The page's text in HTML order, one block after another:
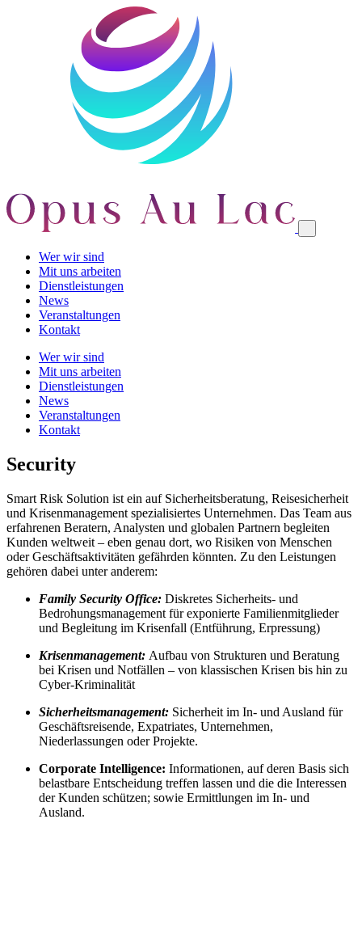
Wer wir sind
Mit uns arbeiten
Dienstleistungen
News
Veranstaltungen
Kontakt
Wer wir sind
Mit uns arbeiten
Dienstleistungen
News
Veranstaltungen
Kontakt
Security
Smart Risk Solution ist ein auf Sicherheitsberatung, Reisesicherheit
und Krisenmanagement spezialisiertes Unternehmen. Das Team aus
erfahrenen Beratern, Analysten und globalen Partnern begleiten
Kunden weltweit – eben genau dort, wo Risiken von Menschen
oder Geschäftsaktivitäten gefährden könnten. Zu den Leistungen
gehören dabei unter anderem:
Family Security Office: Diskretes Sicherheits- und
Bedrohungsmanagement für exponierte Familienmitglieder
und Begleitung im Krisenfall (Entführung, Erpressung)
Krisenmanagement: Aufbau von Strukturen und Beratung
bei Krisen und Notfällen – von klassischen Krisen bis hin zu
Cyber-Kriminalität
Sicherheitsmanagement: Sicherheit im In- und Ausland für
Geschäftsreisende, Expatriates, Unternehmen,
Niederlassungen oder Projekte.
Corporate Intelligence: Informationen, auf deren Basis sich
belastbare Entscheidung treffen lassen und die die Interessen
der Kunden schützen; sowie Ermittlungen im In- und
Ausland.